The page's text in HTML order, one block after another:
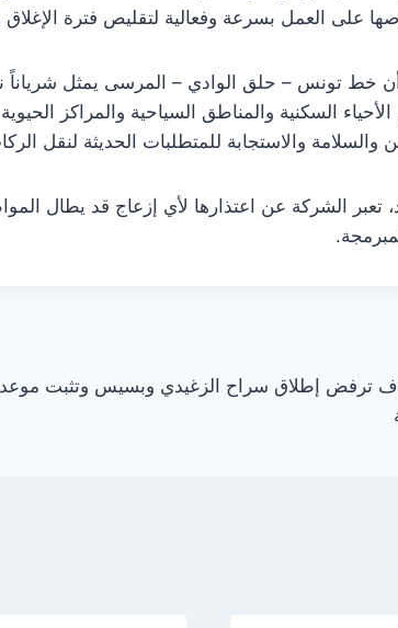
على العمل بسرعة وفعالية لتقليص فترة
خط تونس – حلق الوادي – المرسى يمثل شرياناً
الأحياء السكنية والمناطق السياحية والمراكز
والسلامة والاستجابة للمتطلبات الحديثة لنقل
تعبر الشركة عن اعتذارها لأي إزعاج قد يطال
ترفض إطلاق سراح الزغيدي وبسيس وتثبت موعد